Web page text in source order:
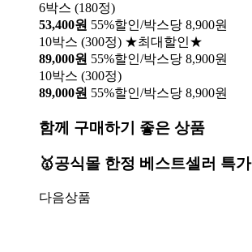
6박스 (180정)
53,400원 55%할인/박스당 8,900원
10박스 (300정) ★최대할인★
89,000원 55%할인/박스당 8,900원
10박스 (300정)
89,000원 55%할인/박스당 8,900원
함께 구매하기 좋은 상품
🥇공식몰 한정 베스트셀러 특가
다음상품